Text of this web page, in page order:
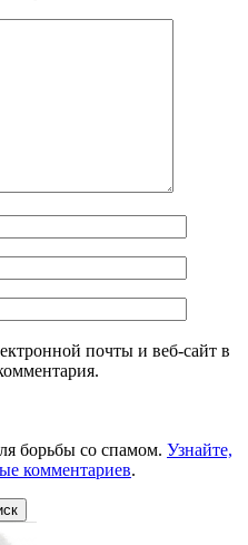
почты и веб-сайт в
борьбы со спамом. Узнайте,
комментариев.